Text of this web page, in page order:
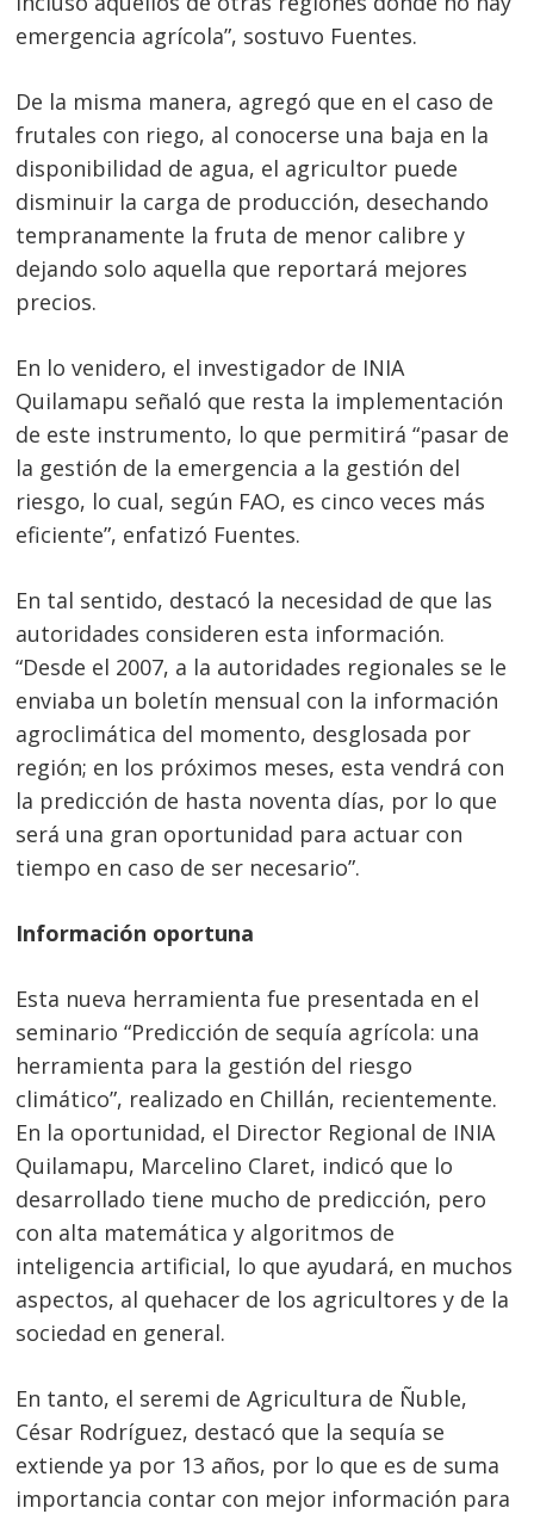
emergencia agrícola”, sostuvo Fuentes.
De la misma manera, agregó que en el caso de
frutales con riego, al conocerse una baja en la
disponibilidad de agua, el agricultor puede
disminuir la carga de producción, desechando
tempranamente la fruta de menor calibre y
dejando solo aquella que reportará mejores
precios.
En lo venidero, el investigador de INIA
Quilamapu señaló que resta la implementación
de este instrumento, lo que permitirá “pasar de
la gestión de la emergencia a la gestión del
riesgo, lo cual, según FAO, es cinco veces más
eficiente”, enfatizó Fuentes.
En tal sentido, destacó la necesidad de que las
autoridades consideren esta información.
“Desde el 2007, a la autoridades regionales se le
enviaba un boletín mensual con la información
agroclimática del momento, desglosada por
región; en los próximos meses, esta vendrá con
la predicción de hasta noventa días, por lo que
será una gran oportunidad para actuar con
tiempo en caso de ser necesario”.
Información oportuna
Esta nueva herramienta fue presentada en el
seminario “Predicción de sequía agrícola: una
herramienta para la gestión del riesgo
climático”, realizado en Chillán, recientemente.
En la oportunidad, el Director Regional de INIA
Quilamapu, Marcelino Claret, indicó que lo
desarrollado tiene mucho de predicción, pero
con alta matemática y algoritmos de
inteligencia artificial, lo que ayudará, en muchos
aspectos, al quehacer de los agricultores y de la
sociedad en general.
En tanto, el seremi de Agricultura de Ñuble,
César Rodríguez, destacó que la sequía se
extiende ya por 13 años, por lo que es de suma
importancia contar con mejor información para
Navegación
de
entradas